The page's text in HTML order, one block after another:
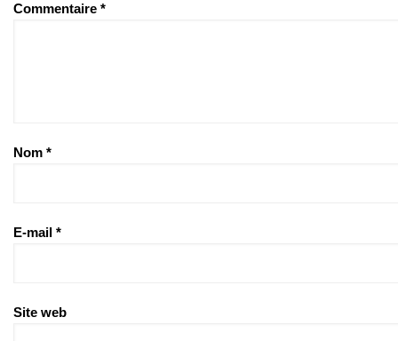
Commentaire *
Nom *
E-mail *
Site web